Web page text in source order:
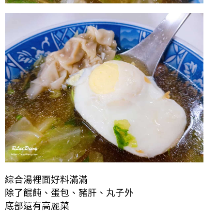
綜合湯裡面好料滿滿
除了餛飩、蛋包、豬肝、丸子外
底部還有高麗菜